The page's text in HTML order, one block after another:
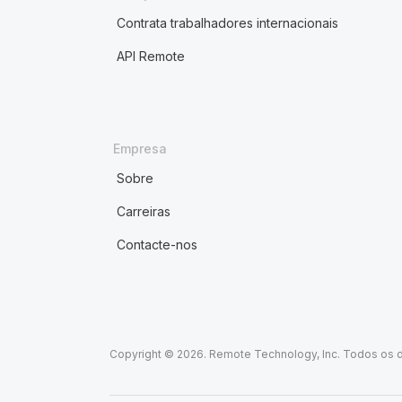
Contrata trabalhadores internacionais
API Remote
Empresa
Sobre
Carreiras
Contacte-nos
Copyright © 2026. Remote Technology, Inc. Todos os